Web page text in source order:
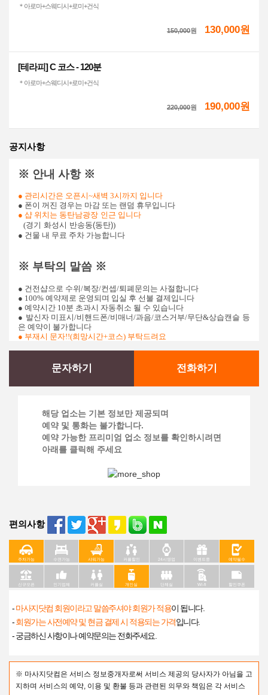
＊아로마+스웨디시+로미+건식
150,000원 130,000원
[테라피] C 코스 - 120분
＊아로마+스웨디시+로미+건식
220,000원 190,000원
공지사항
※ 안내 사항 ※
● 관리시간은 오픈시~새벽 3시까지 입니다
● 폰이 꺼진 경우는 마감 또는 랜덤 휴무입니다
● 샵 위치는 동탄남광장 인근 ​ 입니다
(경기 화성시 반송동(동탄)​​​​​)
● 건물 내 무료 주차 가능합니다
※ 부탁의 말씀 ※
● 건전샵으로 수위/복장/컨셉/퇴폐문의는 사절합니다
● 100% 예약제로 운영되며 입실 후 선불 결제입니다
● 예약시간 10분 초과시 자동취소 될 수 있습니다
● 발신자 미표시/비핸드폰/비매너/과음/코스거부/무단&상습캔슬 등
은 예약이 불가합니다
● 부재시 문자!!(희망시간+코스) 부탁드려요
문자하기 전화하기
해당 업소는 기본 정보만 제공되며
예약 및 통화는 불가합니다.
예약 가능한 프리미엄 업소 정보를 확인하시려면
아래를 클릭해 주세요
편의사항
주차가능 수면가능 샤워가능 커플할인 24시영업 이벤트중 예약필수
신규오픈 인기업체 커플실 개인실 단체실 Wi-fi 할인쿠폰
-마사지닷컴 회원이라고 말씀주셔야 회원가 적용이 됩니다.
-회원가는 사전예약 및 현금 결제 시 적용되는 가격입니다.
- 궁금하신 사항이나 예약문의는 전화주세요.
※ 마사지닷컴은 서비스 정보중개자로써 서비스 제공의 당사자가 아님을 고
지하며 서비스의 예약, 이용 및 환불 등과 관련된 의무와 책임은 각 서비스